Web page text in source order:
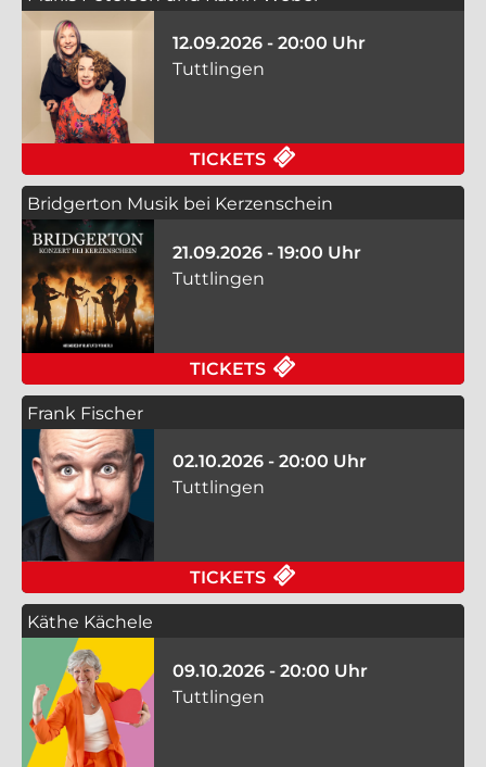
12.09.2026 - 20:00 Uhr
Tuttlingen
TICKETS
Bridgerton Musik bei Kerzenschein
21.09.2026 - 19:00 Uhr
Tuttlingen
TICKETS
Frank Fischer
02.10.2026 - 20:00 Uhr
Tuttlingen
TICKETS
Käthe Kächele
09.10.2026 - 20:00 Uhr
Tuttlingen